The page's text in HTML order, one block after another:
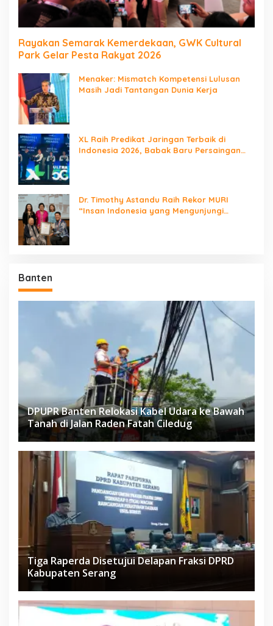
Rayakan Semarak Kemerdekaan, GWK Cultural
Park Gelar Pesta Rakyat 2026
Menaker: Mismatch Kompetensi Lulusan
Masih Jadi Tantangan Dunia Kerja
XL Raih Predikat Jaringan Terbaik di
Indonesia 2026, Babak Baru Persaingan
Dr. Timothy Astandu Raih Rekor MURI
“Insan Indonesia yang Mengunjungi
Banten
DPUPR Banten Relokasi Kabel Udara ke Bawah
Tanah di Jalan Raden Fatah Ciledug
Tiga Raperda Disetujui Delapan Fraksi DPRD
Kabupaten Serang